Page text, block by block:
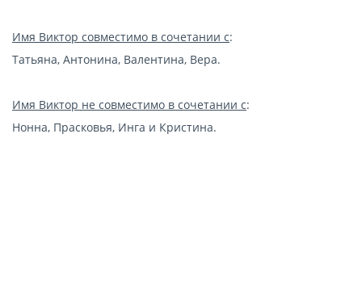
Имя Виктор совместимо в сочетании с:
Татьяна, Антонина, Валентина, Вера.
Имя Виктор не совместимо в сочетании с:
Нонна, Прасковья, Инга и Кристина.